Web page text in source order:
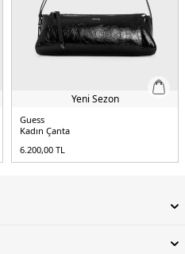
Yeni Sezon
Guess
Kadın Çanta
6.200,00 TL